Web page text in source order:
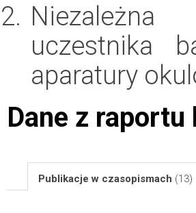
Niezależna
uczestnika
aparatury
Dane z
Publikacje w czasopismach (13)